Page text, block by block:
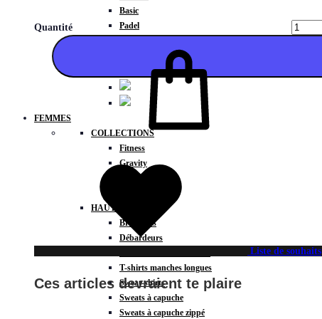
Basic
Padel
FEMMES
COLLECTIONS
Fitness
Gravity
HAUTS
Brassières
Débardeurs
T-shirts manches longues
Sweat-shirts
Sweats à capuche
Sweats à capuche zippé
Quantité
Liste de souhaits
Ces articles devraient te plaire